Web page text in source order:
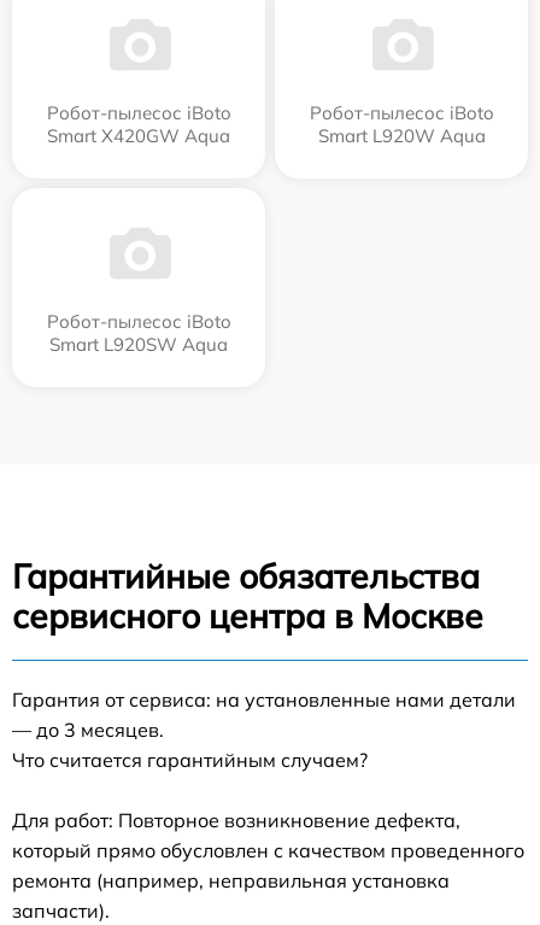
Робот-пылесос iBoto
Smart Х420GW Aqua
Робот-пылесос iBoto
Smart L920W Aqua
Робот-пылесос iBoto
Smart L920SW Aqua
Гарантийные обязательства
сервисного центра в Москве
Гарантия от сервиса: на установленные нами детали
— до 3 месяцев.
Что считается гарантийным случаем?
Для работ: Повторное возникновение дефекта,
который прямо обусловлен с качеством проведенного
ремонта (например, неправильная установка
запчасти).